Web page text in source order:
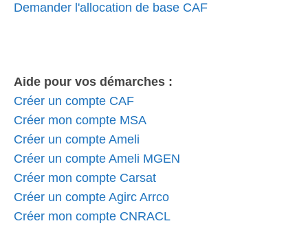
Demander l'allocation de base CAF
Aide pour vos démarches :
Créer un compte CAF
Créer mon compte MSA
Créer un compte Ameli
Créer un compte Ameli MGEN
Créer mon compte Carsat
Créer un compte Agirc Arrco
Créer mon compte CNRACL